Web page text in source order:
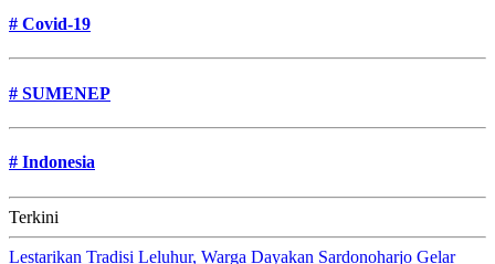
# Covid-19
# SUMENEP
# Indonesia
Terkini
Lestarikan Tradisi Leluhur, Warga Dayakan Sardonoharjo Gelar